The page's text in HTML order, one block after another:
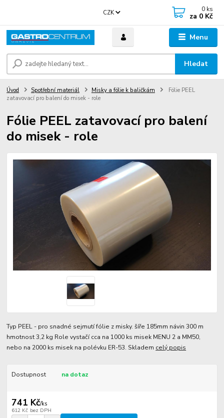
Menu
CZK
Hledat
0 ks
za 0 Kč
Úvod Spotřební materiál Misky a fólie k baličkám
Fólie PEEL
zatavovací pro balení do misek - role
Fólie PEEL zatavovací pro balení
do misek - role
Typ PEEL - pro snadné sejmutí fólie z misky. šíře 185mm návin 300 m
hmotnost 3,2 kg Role vystačí cca na 1000 ks misek MENU 2 a MM50,
nebo na 2000 ks misek na polévku ER-53. Skladem celý popis
Dostupnost na dotaz
741 Kč/ks
612 Kč bez DPH